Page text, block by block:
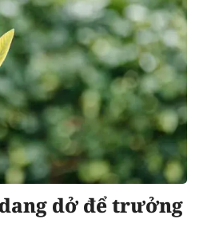
dở để trưởng